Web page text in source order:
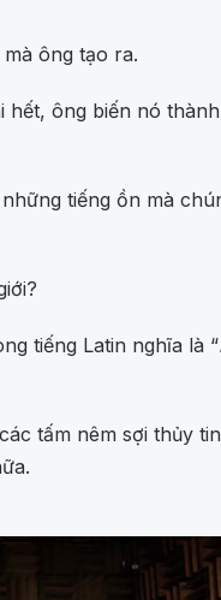
ông tạo ra.
ông biến nó
tiếng ồn mà
tiếng Latin nghĩa là “
tấm nêm sợi thủy